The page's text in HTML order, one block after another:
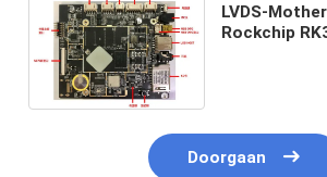
LVDS-
Rockchip
Doorgaan